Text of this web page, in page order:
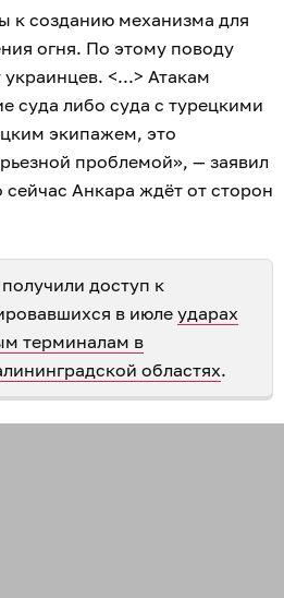
к созданию механизма для
огня. По этому поводу
<...> Атакам
суда либо суда с турецкими
экипажем, это
проблемой», — заявил
Анкара ждёт от сторон
доступ к
в июле ударах
терминалам в
областях.